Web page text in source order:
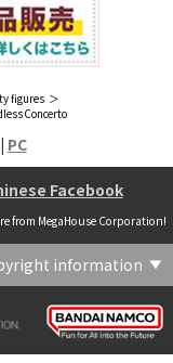
figures
Concerto
PC
Facebook
from MegaHouse Corporation!
information